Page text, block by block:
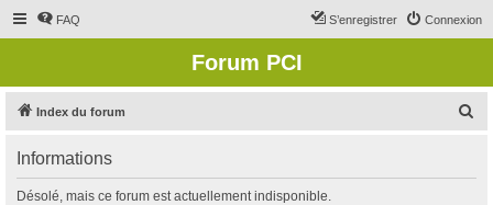
FAQ Connexion
S’enregistrer
Forum PCI
Index du forum
Informations
Désolé, mais ce forum est actuellement indisponible.